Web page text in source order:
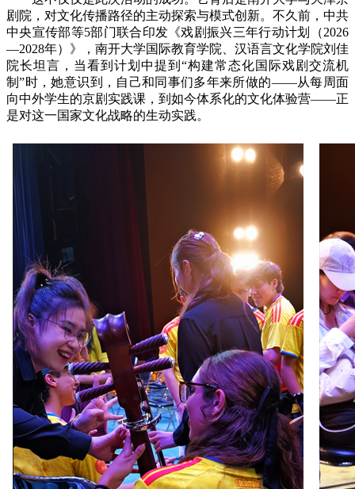
剧院，对文化传播路径的主动探索与模式创新。不久前，中共
中央宣传部等5部门联合印发《戏剧振兴三年行动计划（2026
—2028年）》，南开大学国际教育学院、汉语言文化学院刘佳
院长坦言，当看到计划中提到“构建常态化国际戏剧交流机
制”时，她意识到，自己和同事们多年来所做的——从每周面
向中外学生的京剧实践课，到如今体系化的文化体验营——正
是对这一国家文化战略的生动实践。